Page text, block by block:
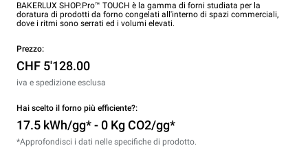
BAKERLUX SHOP.Pro™ TOUCH è la gamma di forni studiata per la
doratura di prodotti da forno congelati all'interno di spazi commerciali,
dove i ritmi sono serrati ed i volumi elevati.
Prezzo:
CHF 5'128.00
iva e spedizione esclusa
Hai scelto il forno più efficiente?:
17.5 kWh/gg* - 0 Kg CO2/gg*
*Approfondisci i dati nelle specifiche di prodotto.